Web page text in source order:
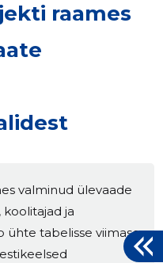
raames
valminud ülevaade
ja
ühte tabelisse viimase